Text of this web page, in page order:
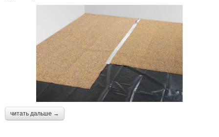
читать дальше →